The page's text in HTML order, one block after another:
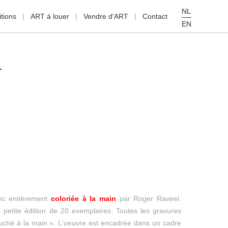
NL
EN
ART á louer Vendre d'ART Contact
entièrement coloriée à la main par Roger Raveel.
édition de 20 exemplaires. Toutes les gravures
à la main ». L'oeuvre est encadrée dans un cadre